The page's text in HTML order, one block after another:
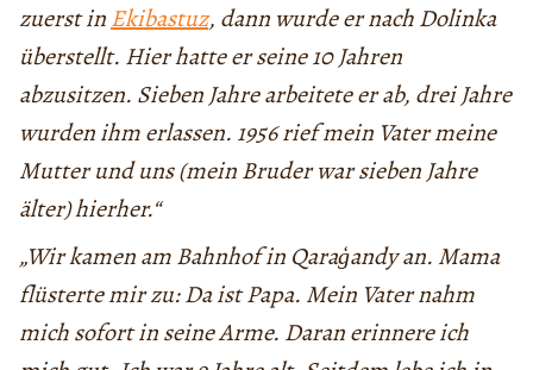
zuerst inEkibastuz, dann wurde er nach Dolinka
überstellt. Hier hatte er seine 10 Jahren
abzusitzen. Sieben Jahre arbeitete er ab, drei Jahre
wurden ihm erlassen. 1956 rief mein Vater meine
Mutter und uns (mein Bruder war sieben Jahre
älter) hierher.“
„Wir kamen am Bahnhof in Qaraģandy an. Mama
flüsterte mir zu: Da ist Papa. Mein Vater nahm
mich sofort in seine Arme. Daran erinnere ich